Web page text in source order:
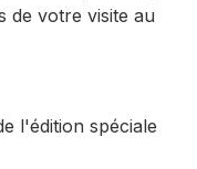
de votre visite au
l'édition spéciale